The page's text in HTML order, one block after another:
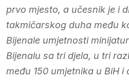
prvo mjesto, a učesnik je i
takmičarskog duha među
Bijenale umjetnosti
Bijenalu sa tri djela, u tri
među 150 umjetnika u BiH i